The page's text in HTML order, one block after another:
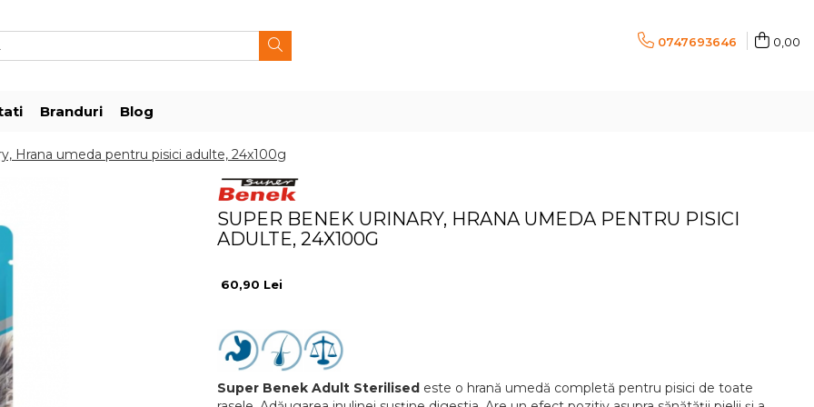
0747693646 0,00
Branduri Blog
Hrana umeda pentru pisici adulte, 24x100g
SUPER BENEK URINARY, HRANA UMEDA PENTRU PISICI
ADULTE, 24X100G
60,90 Lei
Super Benek Adult Sterilised este o hrană umedă completă pentru pisici de toate